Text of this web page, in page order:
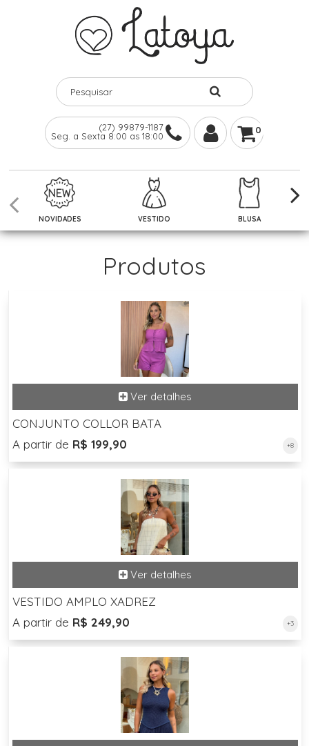
(27) 99879-1187
Seg. a Sexta 8:00 as 18:00
0
NOVIDADES VESTIDO BLUSA
Produtos
CONJUNTO COLLOR BATA
A partir de R$ 199,90 +8
VESTIDO AMPLO XADREZ
A partir de R$ 249,90 +3